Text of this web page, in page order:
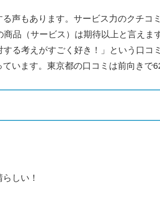
声もあります。サービス力のクチコ
品（サービス）は期待以上と言えま
る考えがすごく好き！」という口コ
います。東京都の口コミは前向きで
しい！